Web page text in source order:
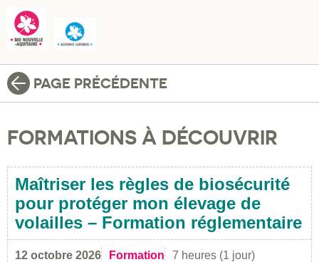
PAGE PRÉCÉDENTE
FORMATIONS À DÉCOUVRIR
Maîtriser les règles de biosécurité
pour protéger mon élevage de
volailles – Formation réglementaire
12 octobre 2026 Formation 7 heures (1 jour)